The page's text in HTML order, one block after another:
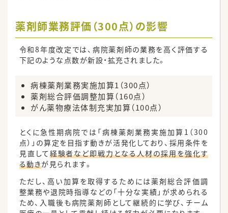
薬剤師業務評価（300点）の影響
令和8年度改定では、病院薬剤師の業務を高く評価する
下記のような点数が新設・拡充されました。
病棟薬剤業務実施加算1（300点）
薬剤総合評価調整加算（160点）
がん薬物療法体制充実加算（100点）
とくに急性期病院では「病棟薬剤業務実施加算1（300
点）」の算定を目指す動きが活発化しており、採用条件を
見直して経験者など即戦力となる人材の採用を強化す
る動きが見られます。
ただし、高い加算を取得するためには薬剤総合評価調
整業務や退院時指導などの「十分な実績」が求められる
ため、入職後も病院薬剤師として継続的に学び、チーム